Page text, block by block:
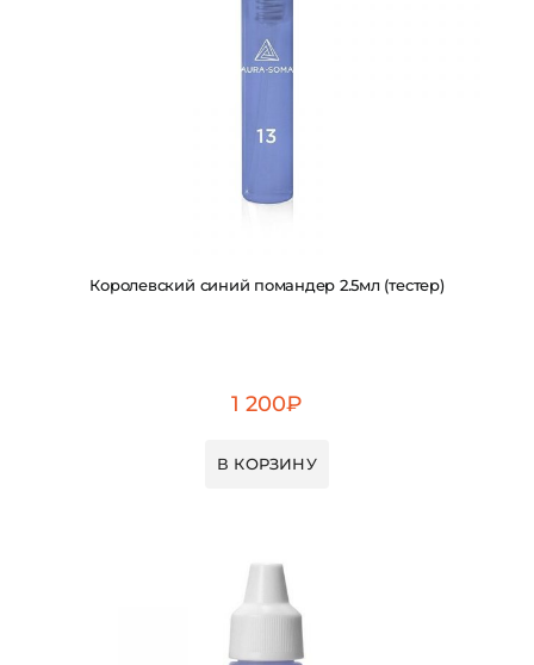
Королевский синий помандер 2.5мл (тестер)
1 200₽
В КОРЗИНУ